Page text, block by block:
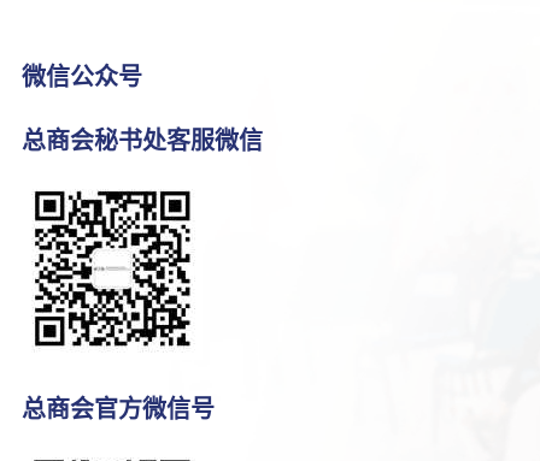
微信公众号
总商会秘书处客服微信
总商会官方微信号